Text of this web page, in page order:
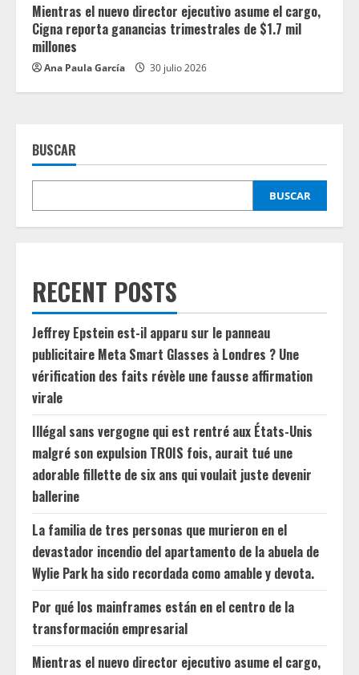
Mientras el nuevo director ejecutivo asume el cargo,
Cigna reporta ganancias trimestrales de $1.7 mil
millones
Ana Paula García 30 julio 2026
BUSCAR
BUSCAR
RECENT POSTS
Jeffrey Epstein est-il apparu sur le panneau
publicitaire Meta Smart Glasses à Londres ? Une
vérification des faits révèle une fausse affirmation
virale
Illégal sans vergogne qui est rentré aux États-Unis
malgré son expulsion TROIS fois, aurait tué une
adorable fillette de six ans qui voulait juste devenir
ballerine
La familia de tres personas que murieron en el
devastador incendio del apartamento de la abuela de
Wylie Park ha sido recordada como amable y devota.
Por qué los mainframes están en el centro de la
transformación empresarial
Mientras el nuevo director ejecutivo asume el cargo,